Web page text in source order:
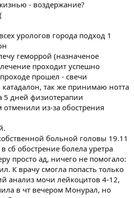
- воздержание?
урологов города подход 1
геморрой (назначеное
проходит успешно
прошел - свечи
так же принимаю нотта
5 дней физиотерапии
из-за обострения
больной головы 19.11
обострение болела уретра
просто ад, ничего не помогало:
К врачу смогла попасть только
анализ мочи лейкоцитов 4-12,
в чт вечером Монурал, но